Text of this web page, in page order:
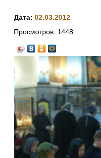
Дата: 02.03.2012
Просмотров: 1448